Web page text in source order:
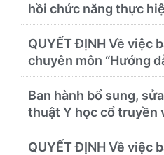
hồi chức năng thực
QUYẾT ĐỊNH Về việc
chuyên môn “Hướng
chuyên ngành y học
Ban hành bổ sung,
thuật Y học cổ truyền
năng thực hiện tại
QUYẾT ĐỊNH Về việc